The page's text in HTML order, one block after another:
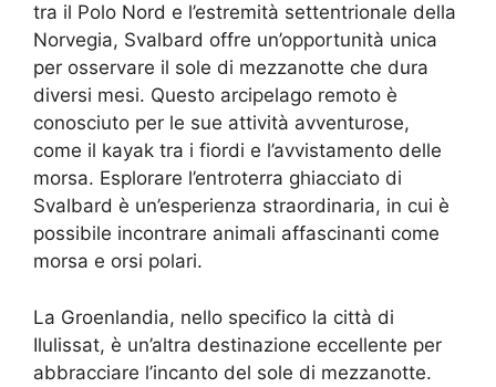
tra il Polo Nord e l’estremità settentrionale della
Norvegia, Svalbard offre un’opportunità unica
per osservare il sole di mezzanotte che dura
diversi mesi. Questo arcipelago remoto è
conosciuto per le sue attività avventurose,
come il kayak tra i fiordi e l’avvistamento delle
morsa. Esplorare l’entroterra ghiacciato di
Svalbard è un’esperienza straordinaria, in cui è
possibile incontrare animali affascinanti come
morsa e orsi polari.
La Groenlandia, nello specifico la città di
Ilulissat, è un’altra destinazione eccellente per
abbracciare l’incanto del sole di mezzanotte.